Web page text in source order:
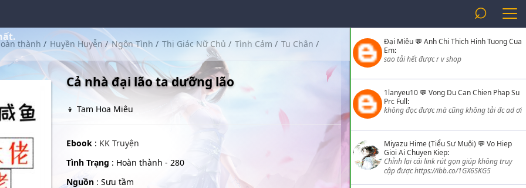
⌕
thành / Huyền Huyễn / Ngôn Tình / Thị Giác Nữ Chủ / Tình Cảm / Tu Chân /
Cả nhà đại lão ta dưỡng lão
👦 Tam Hoa Miêu
Ebook : KK Truyện
Tình Trạng : Hoàn thành - 280
Nguồn: Sưu tầm
Đại Miêu 💬 Anh Chi Thich Hinh Tuong Cua
Em:
sao tải hết được r v shop
1lanyeu10 💬 Vong Du Can Chien Phap Su
Prc Full:
không đọc được mà cũng không tải đc ad ơi
Miyazu Hime (Tiểu Sư Muội) 💬 Vo Hiep
Gioi Ai Chuyen Kiep:
Chỉnh lại cái link rút gọn giúp không truy
cập được https://ibb.co/1GX6SKG5